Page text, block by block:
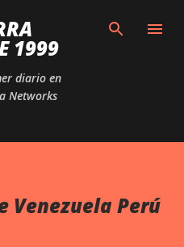
principal
1999
diario en
Networks
Venezuela Perú